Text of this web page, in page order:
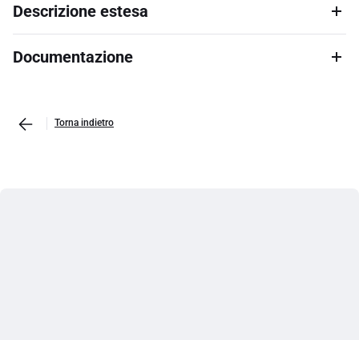
Descrizione estesa
Documentazione
Torna indietro